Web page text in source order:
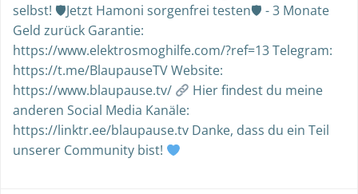
selbst! 🛡Jetzt Hamoni sorgenfrei testen🛡 - 3 Monate
Geld zurück Garantie:
https://www.elektrosmoghilfe.com/?ref=13 Telegram:
https://t.me/BlaupauseTV Website:
https://www.blaupause.tv/
Hier findest du meine
anderen Social Media Kanäle:
https://linktr.ee/blaupause.tv Danke, dass du ein Teil
unserer Community bist!